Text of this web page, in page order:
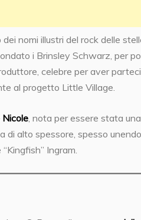
nomi illustri del rock delle
i Brinsley Schwarz, per
celebre per aver
al progetto Little Village.
Nicole, nota per essere stata
di alto spessore, spesso
Ingram.